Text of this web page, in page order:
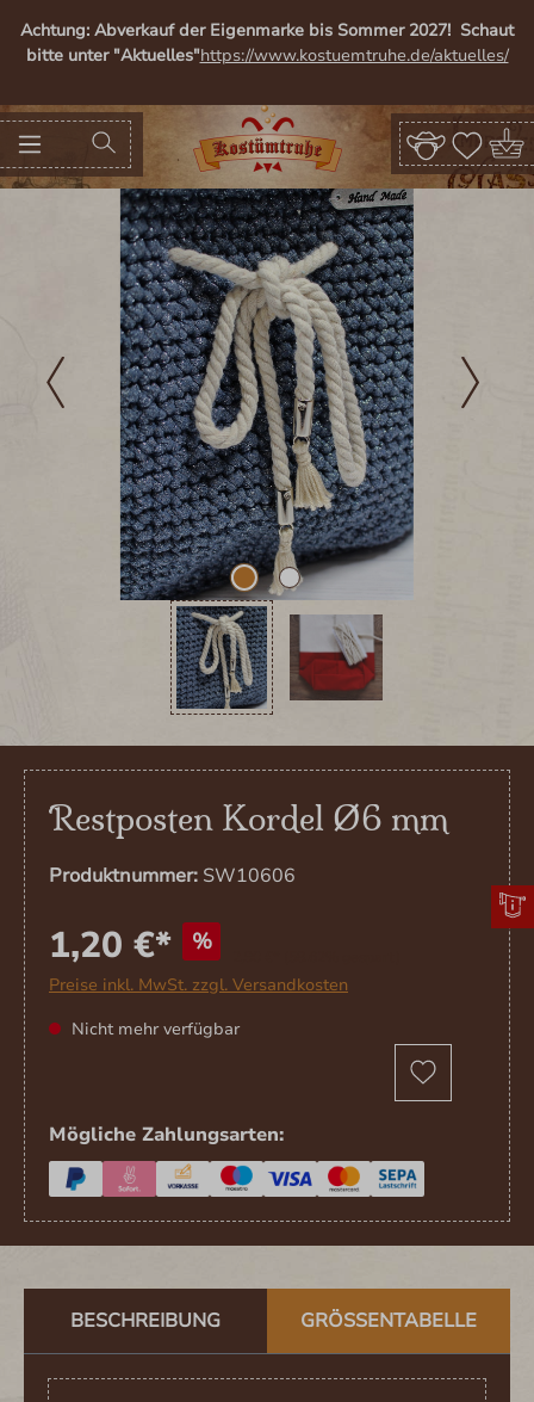
springen
Achtung: Abverkauf der Eigenmarke bis Sommer 2027! Schaut
bitte unter "Aktuelles"https://www.kostuemtruhe.de/aktuelles/
Bildergalerie überspringen
Restposten Kordel Ø6 mm
Produktnummer: SW10606
1,20 €* %
Preise inkl. MwSt. zzgl. Versandkosten
Nicht mehr verfügbar
Mögliche Zahlungsarten:
BESCHREIBUNG GRÖSSENTABELLE